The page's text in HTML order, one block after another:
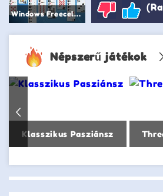
Windows Freecell Solitaire
Népszerű játékok
Klasszikus Pasziánsz